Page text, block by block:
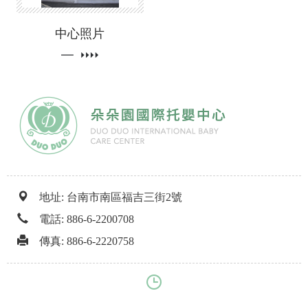
中心照片
地址: 台南市南區福吉三街2號
電話: 886-6-2200708
傳真: 886-6-2220758